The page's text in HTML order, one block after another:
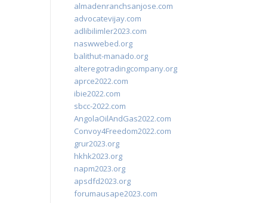
almadenranchsanjose.com
advocatevijay.com
adlibilimler2023.com
naswwebed.org
balithut-manado.org
alteregotradingcompany.org
aprce2022.com
ibie2022.com
sbcc-2022.com
AngolaOilAndGas2022.com
Convoy4Freedom2022.com
grur2023.org
hkhk2023.org
napm2023.org
apsdfd2023.org
forumausape2023.com